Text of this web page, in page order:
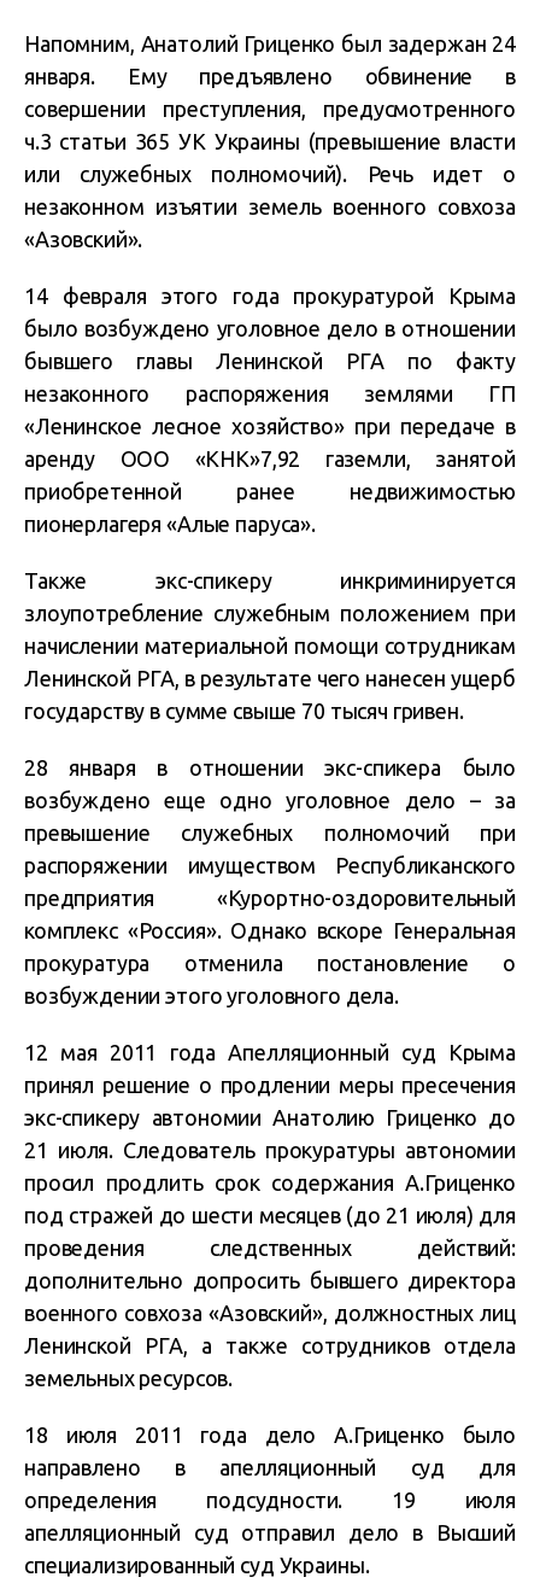
Напомним, Анатолий Гриценко был задержан 24
января. Ему предъявлено обвинение в
совершении преступления, предусмотренного
ч.3 статьи 365 УК Украины (превышение власти
или служебных полномочий). Речь идет о
незаконном изъятии земель военного совхоза
«Азовский».
14 февраля этого года прокуратурой Крыма
было возбуждено уголовное дело в отношении
бывшего главы Ленинской РГА по факту
незаконного распоряжения землями ГП
«Ленинское лесное хозяйство» при передаче в
аренду ООО «КНК»7,92 газемли, занятой
приобретенной ранее недвижимостью
пионерлагеря «Алые паруса».
Также экс-спикеру инкриминируется
злоупотребление служебным положением при
начислении материальной помощи сотрудникам
Ленинской РГА, в результате чего нанесен ущерб
государству в сумме свыше 70 тысяч гривен.
28 января в отношении экс-спикера было
возбуждено еще одно уголовное дело – за
превышение служебных полномочий при
распоряжении имуществом Республиканского
предприятия «Курортно-оздоровительный
комплекс «Россия». Однако вскоре Генеральная
прокуратура отменила постановление о
возбуждении этого уголовного дела.
12 мая 2011 года Апелляционный суд Крыма
принял решение о продлении меры пресечения
экс-спикеру автономии Анатолию Гриценко до
21 июля. Следователь прокуратуры автономии
просил продлить срок содержания А.Гриценко
под стражей до шести месяцев (до 21 июля) для
проведения следственных действий:
дополнительно допросить бывшего директора
военного совхоза «Азовский», должностных лиц
Ленинской РГА, а также сотрудников отдела
земельных ресурсов.
18 июля 2011 года дело А.Гриценко было
направлено в апелляционный суд для
определения подсудности. 19 июля
апелляционный суд отправил дело в Высший
специализированный суд Украины.